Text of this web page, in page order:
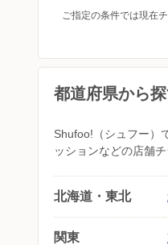
ご指定の条件では現在
都道府県から
Shufoo!（シュフー）
ッションなどの店舗
北海道・東北
関東